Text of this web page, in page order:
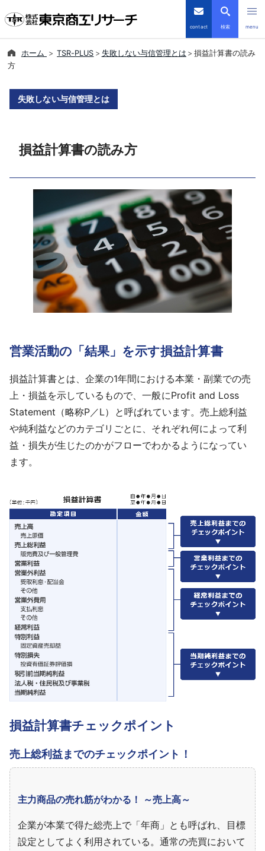
contact 検索 menu
TSRデータインサイト
優良企業サイト
会社案内
商品・サービス
導入事例
採用情報
よくあるご質問
ホーム TSR-PLUS 失敗しない与信管理とは
損益計算書の読み
方
失敗しない与信管理とは
損益計算書の読み方
営業活動の「結果」を示す損益計算書
損益計算書とは、企業の1年間における本業・副業での売
上・損益を示しているもので、一般にProfit and Loss
Statement（略称P／L）と呼ばれています。売上総利益
や純利益などのカテゴリごとに、それぞれ何によって利
益・損失が生じたのかがフローでわかるようになってい
ます。
損益計算書チェックポイント
売上総利益までのチェックポイント！
主力商品の売れ筋がわかる！ ～売上高～
企業が本業で得た総売上で「年商」とも呼ばれ、目標
設定としてよく利用されている。通常の売買において